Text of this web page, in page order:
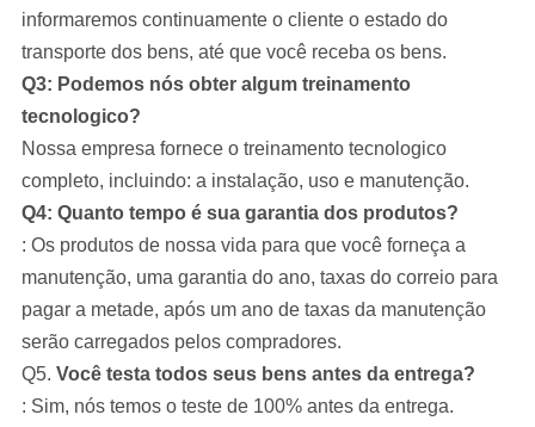
informaremos continuamente o cliente o estado do
transporte dos bens, até que você receba os bens.
Q3: Podemos nós obter algum treinamento
tecnologico?
Nossa empresa fornece o treinamento tecnologico
completo, incluindo: a instalação, uso e manutenção.
Q4: Quanto tempo é sua garantia dos produtos?
: Os produtos de nossa vida para que você forneça a
manutenção, uma garantia do ano, taxas do correio para
pagar a metade, após um ano de taxas da manutenção
serão carregados pelos compradores.
Q5. Você testa todos seus bens antes da entrega?
: Sim, nós temos o teste de 100% antes da entrega.